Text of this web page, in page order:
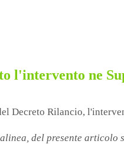
l'intervento ne
Decreto Rilancio,
del presente